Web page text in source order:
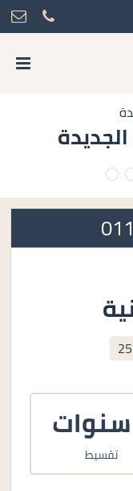
تقسيط